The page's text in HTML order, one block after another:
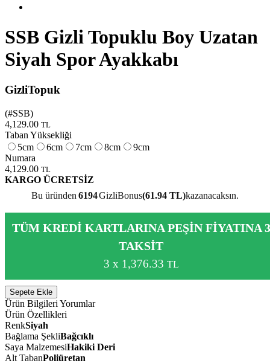
SSB Gizli Topuklu Boy Uzatan
Siyah Spor Ayakkabı
GizliTopuk
(#SSB)
4,129.00 TL
Taban Yüksekliği
5cm
6cm 7cm 8cm
9cm
Numara
4,129.00 TL
KARGO ÜCRETSİZ
Bu üründen 6194GizliBonus(61.94 TL)kazanacaksın.
TÜM KREDİ KARTLARINA PEŞİN FİYATINA 3
TAKSİT
3 x 1,376.33 TL
Sepete Ekle
Ürün Bilgileri Yorumlar
Ürün Özellikleri
RenkSiyah
Bağlama ŞekliBağcıklı
Saya MalzemesiHakiki Deri
Alt TabanPoliüretan